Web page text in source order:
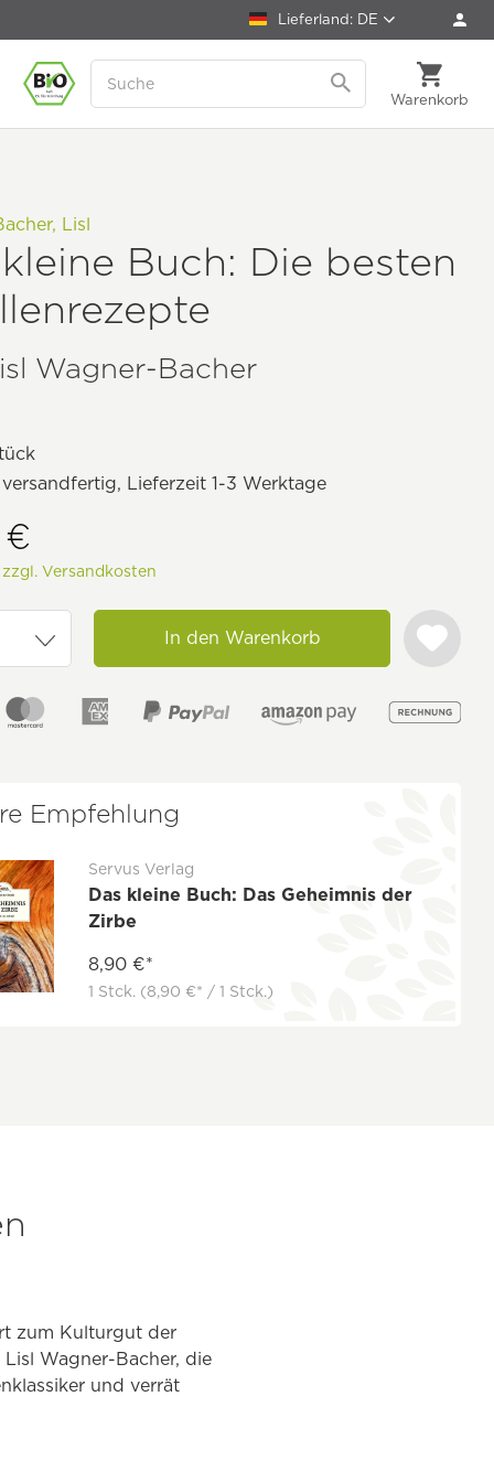
Lieferland: DE
Warenkorb
Lisl
Buch: Die besten
Wagner-Bacher
Lieferzeit 1-3 Werktage
zzgl. Versandkosten
In den Warenkorb
Empfehlung
Servus Verlag
Das kleine Buch: Das Geheimnis der
Zirbe
8,90 €*
1 Stck. (8,90 €* / 1 Stck.)
zum Kulturgut der
Wagner-Bacher, die
und verrät